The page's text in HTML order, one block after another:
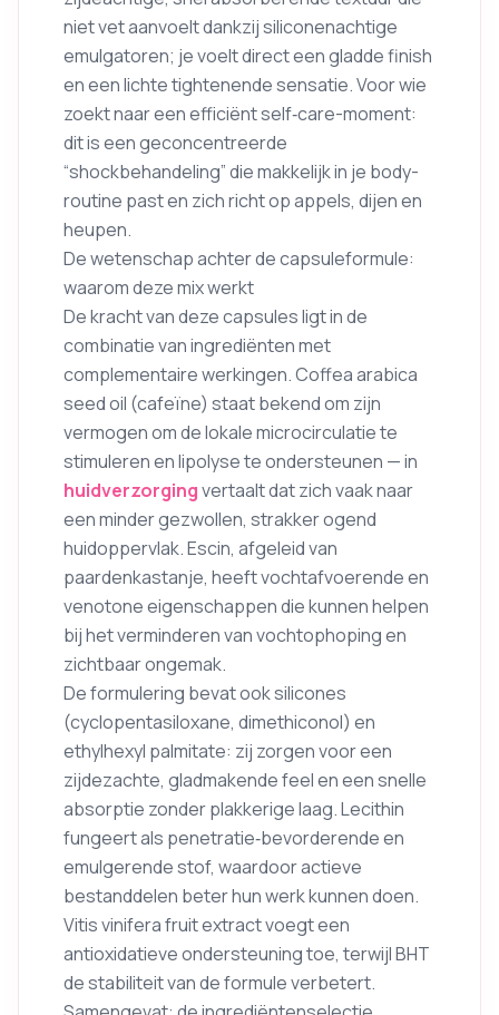
niet vet aanvoelt dankzij siliconenachtige
emulgatoren; je voelt direct een gladde finish
en een lichte tightenende sensatie. Voor wie
zoekt naar een efficiënt self‑care-moment:
dit is een geconcentreerde
“shockbehandeling” die makkelijk in je body-
routine past en zich richt op appels, dijen en
heupen.
De wetenschap achter de capsuleformule:
waarom deze mix werkt
De kracht van deze capsules ligt in de
combinatie van ingrediënten met
complementaire werkingen. Coffea arabica
seed oil (cafeïne) staat bekend om zijn
vermogen om de lokale microcirculatie te
stimuleren en lipolyse te ondersteunen — in
huidverzorgingvertaalt dat zich vaak naar
een minder gezwollen, strakker ogend
huidoppervlak. Escin, afgeleid van
paardenkastanje, heeft vochtafvoerende en
venotone eigenschappen die kunnen helpen
bij het verminderen van vochtophoping en
zichtbaar ongemak.
De formulering bevat ook silicones
(cyclopentasiloxane, dimethiconol) en
ethylhexyl palmitate: zij zorgen voor een
zijdezachte, gladmakende feel en een snelle
absorptie zonder plakkerige laag. Lecithin
fungeert als penetratie‑bevorderende en
emulgerende stof, waardoor actieve
bestanddelen beter hun werk kunnen doen.
Vitis vinifera fruit extract voegt een
antioxidatieve ondersteuning toe, terwijl BHT
de stabiliteit van de formule verbetert.